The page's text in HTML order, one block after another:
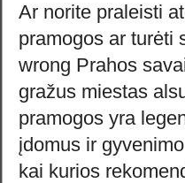
Ar norite praleisti
pramogos ar turėti
wrong Prahos
gražus miestas
pramogos yra
įdomus ir
kai kurios